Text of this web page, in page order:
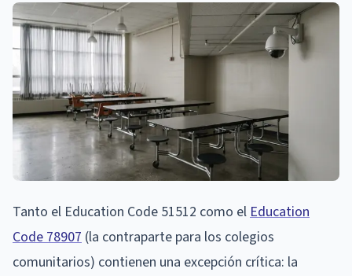
Tanto el Education Code 51512 como el Education
Code 78907 (la contraparte para los colegios
comunitarios) contienen una excepción crítica: la